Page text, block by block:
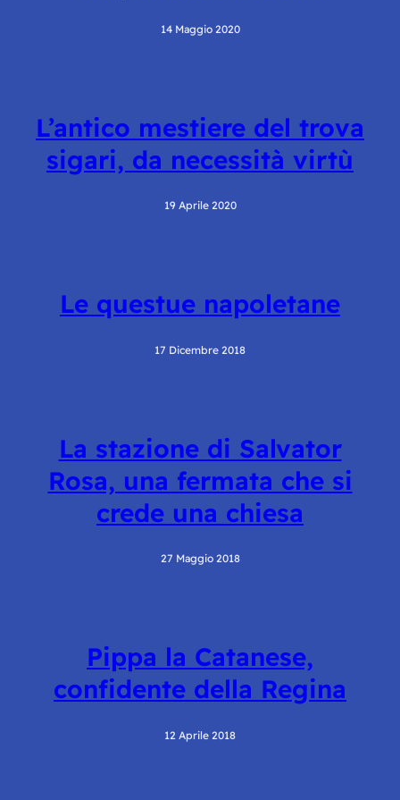
14 Maggio 2020
L’antico mestiere del trova
sigari, da necessità virtù
19 Aprile 2020
Le questue napoletane
17 Dicembre 2018
La stazione di Salvator
Rosa, una fermata che si
crede una chiesa
27 Maggio 2018
Pippa la Catanese,
confidente della Regina
12 Aprile 2018